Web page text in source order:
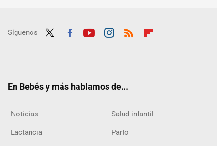
Síguenos
En Bebés y más hablamos de...
Noticias Salud infantil
Lactancia Parto